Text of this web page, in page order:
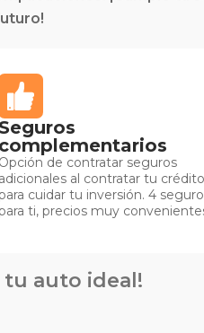
Seguros
complementarios
Opción de contratar seguros
adicionales al contratar tu crédito
para cuidar tu inversión. 4
para ti, precios muy
tu auto ideal!